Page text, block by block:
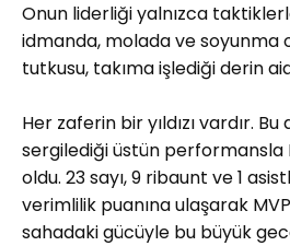
Onun liderliği yalnızca
idmanda, molada ve soyunma
tutkusu, takıma işlediği derin
Her zaferin bir yıldızı vardır. Bu
sergilediği üstün performansla
oldu. 23 sayı, 9 ribaunt ve 1
verimlilik puanına ulaşarak MVP
sahadaki gücüyle bu büyük